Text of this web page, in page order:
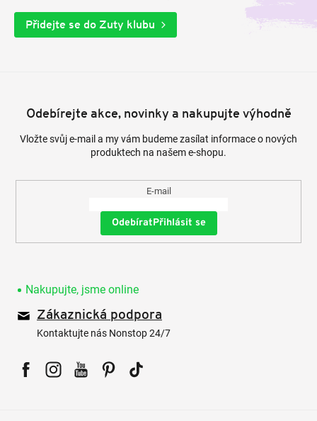
Přidejte se do Zuty klubu
Odebírejte akce, novinky a nakupujte výhodně
Vložte svůj e-mail a my vám budeme zasílat informace o nových
produktech na našem e-shopu.
E-mail
Přihlásit se
Nakupujte, jsme online
Zákaznická podpora
Kontaktujte nás Nonstop 24/7